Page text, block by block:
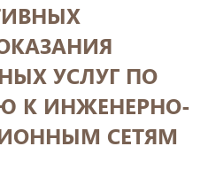
УСЛУГ ПО
К ИНЖЕНЕРНО-
СЕТЯМ